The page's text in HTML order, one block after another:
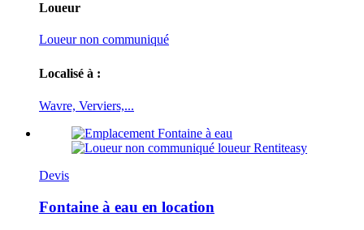
Loueur
Loueur non communiqué
Localisé à :
Wavre, Verviers,...
Devis
Fontaine à eau en location